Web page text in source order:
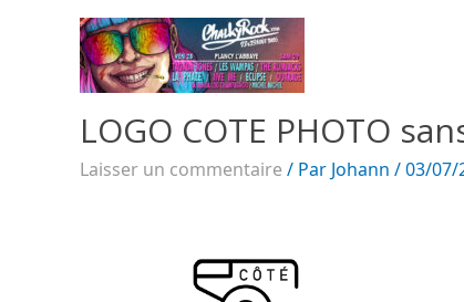
LOGO COTE PHOTO
Laisser un commentaire / Par Johann /03/07/